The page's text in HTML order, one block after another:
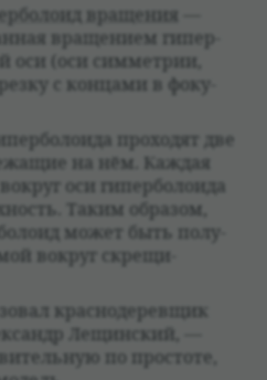
враще­ния
враще­нием гипер­
оси (оси симмет­рии,
с кон­цами в фоку­
про­хо­дят две
на нём. Каж­дая
оси гипер­бо­ло­ида
Таким обра­зом,
может быть полу­
вокруг скрещи­
крас­но­де­ревщик
Лещин­ский, —
по про­стоте,